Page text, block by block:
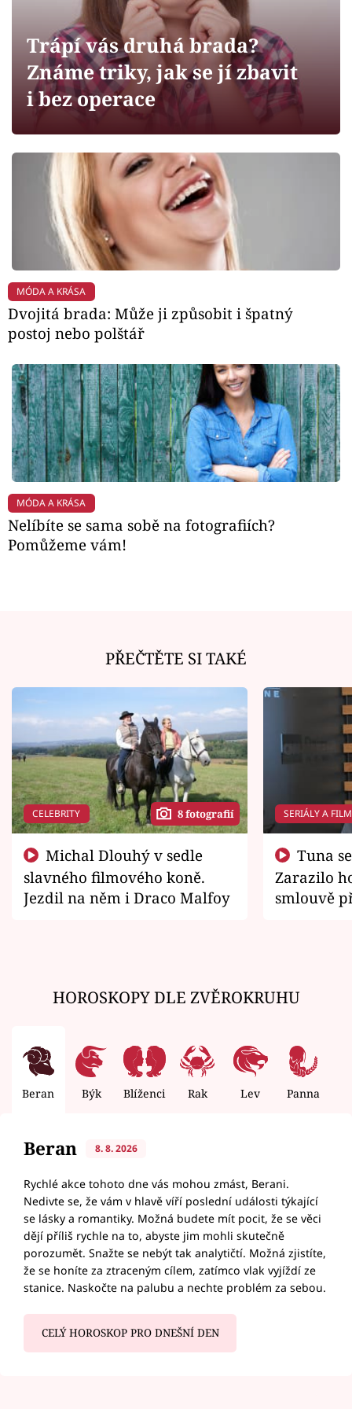
Sledujte prima+
Filmový festival Karlovy Vary
Mámy sobě
Přihlášení
Sledujte nás
Trápí vás druhá brada?
Známe triky, jak se jí zbavit
i bez operace
MÓDA A KRÁSA
Dvojitá brada: Může ji způsobit i špatný
postoj nebo polštář
MÓDA A KRÁSA
Nelíbíte se sama sobě na fotografiích?
Pomůžeme vám!
PŘEČTĚTE SI TAKÉ
CELEBRITY 8 fotografií
slavného filmového koně.
Jezdil na něm i Draco Malfoy
SERIÁLY A
Zarazilo
smlouvě
HOROSKOPY DLE ZVĚROKRUHU
Beran Býk Blíženci Rak Lev Panna
Beran 8. 8. 2026
Rychlé akce tohoto dne vás mohou zmást, Berani.
Nedivte se, že vám v hlavě víří poslední události týkající
se lásky a romantiky. Možná budete mít pocit, že se věci
dějí příliš rychle na to, abyste jim mohli skutečně
porozumět. Snažte se nebýt tak analytičtí. Možná zjistíte,
že se honíte za ztraceným cílem, zatímco vlak vyjíždí ze
stanice. Naskočte na palubu a nechte problém za sebou.
CELÝ HOROSKOP PRO DNEŠNÍ DEN